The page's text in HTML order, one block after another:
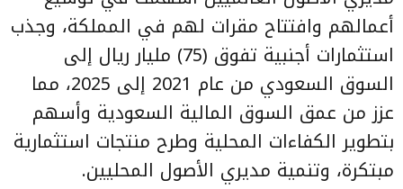
أعمالهم وافتتاح مقرات لهم في المملكة، وجذب
استثمارات أجنبية تفوق (75) مليار ريال إلى
السوق السعودي من عام 2021 إلى 2025، مما
عزز من عمق السوق المالية السعودية وأسهم
بتطوير الكفاءات المحلية وطرح منتجات استثمارية
مبتكرة، وتنمية مديري الأصول المحليين.